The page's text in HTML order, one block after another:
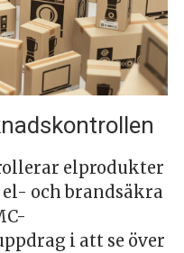
elprodukter
och brandsäkra
i att se över